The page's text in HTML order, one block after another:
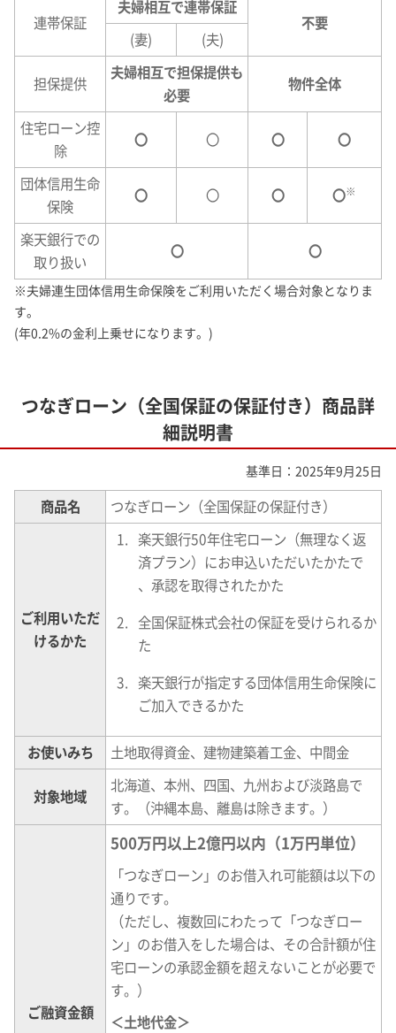
連帯保証
夫婦相互で連帯保証
不要
(妻)
(夫)
担保提供
夫婦相互で担保提供も
必要
物件全体
住宅ローン控
除
〇 〇 〇 〇
団体信用生命
保険
〇 〇 〇 〇※
楽天銀行での
取り扱い
〇 〇
※夫婦連生団体信用生命保険をご利用いただく場合対象となりま
す。
(年0.2%の金利上乗せになります。)
つなぎローン（全国保証の保証付き）商品詳
細説明書
基準日：2025年9月25日
商品名 つなぎローン（全国保証の保証付き）
ご利用いただ
けるかた
楽天銀行50年住宅ローン（無理なく返
済プラン）にお申込いただいたかたで
、承認を取得されたかた
全国保証株式会社の保証を受けられるか
た
楽天銀行が指定する団体信用生命保険に
ご加入できるかた
お使いみち 土地取得資金、建物建築着工金、中間金
対象地域
北海道、本州、四国、九州および淡路島で
す。（沖縄本島、離島は除きます。）
ご融資金額
500万円以上2億円以内（1万円単位）
「つなぎローン」のお借入れ可能額は以下の
通りです。
（ただし、複数回にわたって「つなぎロー
ン」のお借入をした場合は、その合計額が住
宅ローンの承認金額を超えないことが必要で
す。）
＜土地代金＞